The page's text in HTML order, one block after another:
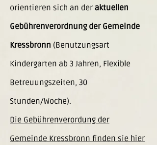
orientieren sich an der aktuellen
Gebührenverordnung der Gemeinde
Kressbronn (Benutzungsart
Kindergarten ab 3 Jahren, Flexible
Betreuungszeiten, 30
Stunden/Woche).
Die Gebührenverordung der
Gemeinde Kressbronn finden sie hier